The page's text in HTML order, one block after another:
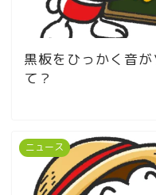
黒板をひっかく音
て？
ニュース